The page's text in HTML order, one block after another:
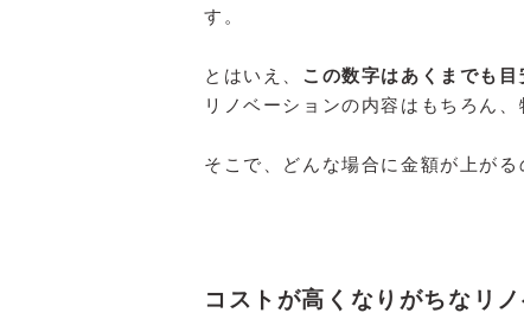
す。
とはいえ、 この数字はあくまでも目
リノベーションの内容はもちろん
そこで、どんな場合に金額が上が
コストが高くなりがちなリ